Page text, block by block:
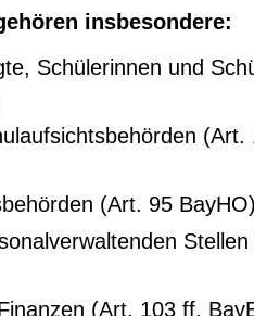
ins­be­son­de­re:
Schü­le­rin­nen und
(Art. 95
(Art. 103 ff.